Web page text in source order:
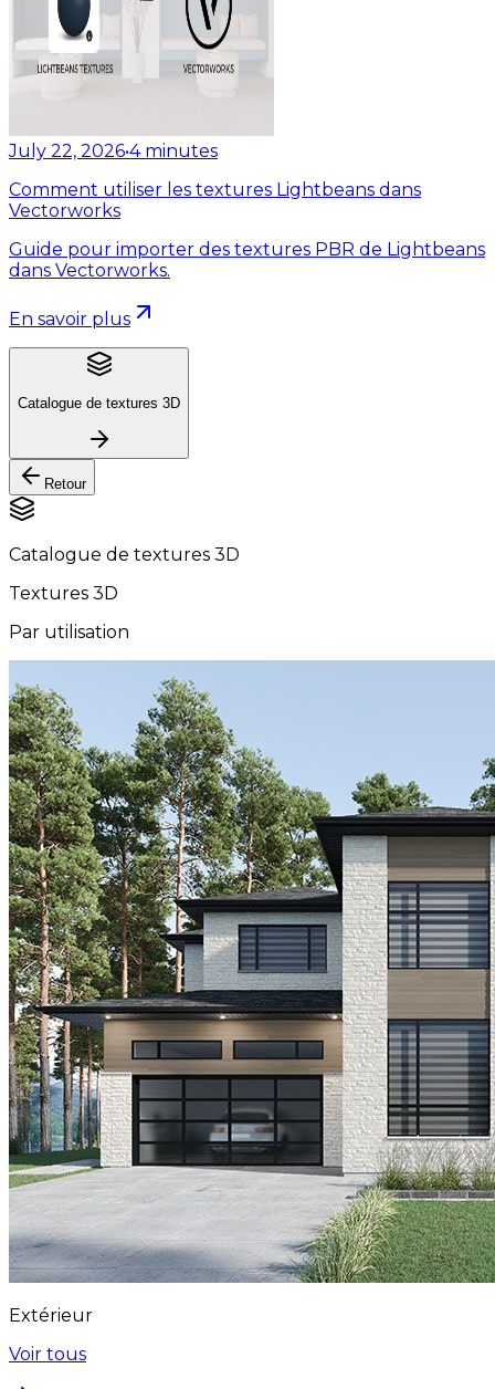
July 22, 2026•4 minutes
Comment utiliser les textures Lightbeans dans
Vectorworks
Guide pour importer des textures PBR de Lightbeans
dans Vectorworks.
En savoir plus
Catalogue de textures 3D
Retour
Catalogue de textures 3D
Textures 3D
Par utilisation
Extérieur
Voir tous